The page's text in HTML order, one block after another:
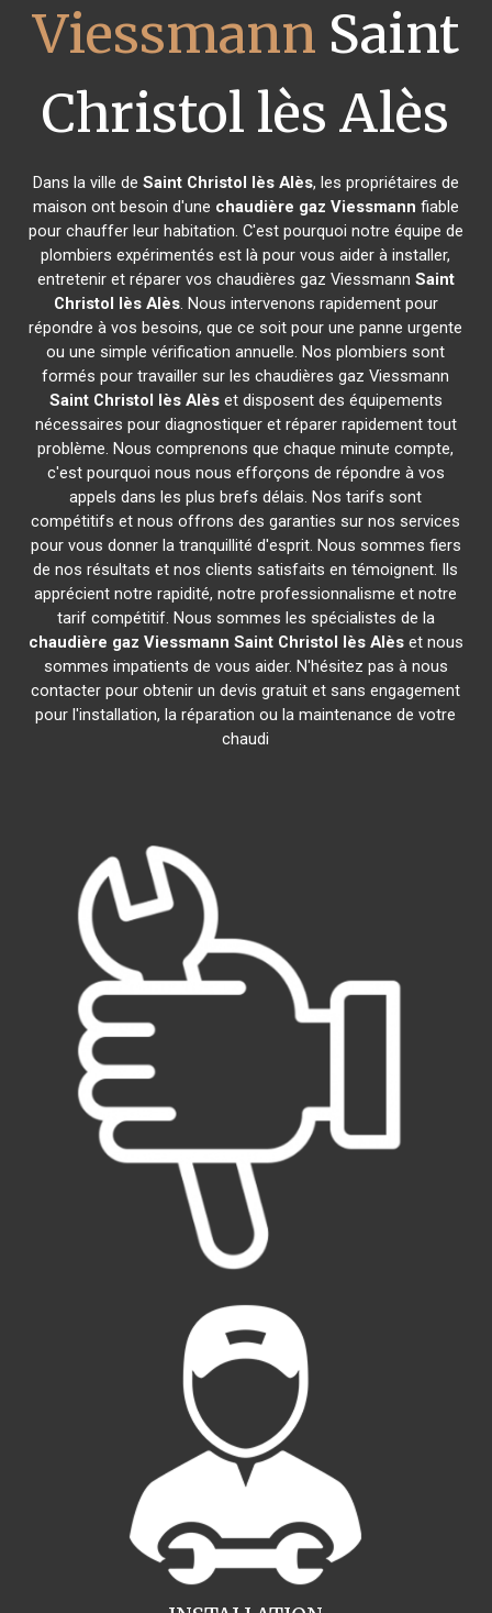
Viessmann Saint
Christol lès Alès
Dans la ville de Saint Christol lès Alès, les propriétaires de
maison ont besoin d'une chaudière gaz Viessmann fiable
pour chauffer leur habitation. C'est pourquoi notre équipe de
plombiers expérimentés est là pour vous aider à installer,
entretenir et réparer vos chaudières gaz Viessmann Saint
Christol lès Alès. Nous intervenons rapidement pour
répondre à vos besoins, que ce soit pour une panne urgente
ou une simple vérification annuelle. Nos plombiers sont
formés pour travailler sur les chaudières gaz Viessmann
Saint Christol lès Alèset disposent des équipements
nécessaires pour diagnostiquer et réparer rapidement tout
problème. Nous comprenons que chaque minute compte,
c'est pourquoi nous nous efforçons de répondre à vos
appels dans les plus brefs délais. Nos tarifs sont
compétitifs et nous offrons des garanties sur nos services
pour vous donner la tranquillité d'esprit. Nous sommes fiers
de nos résultats et nos clients satisfaits en témoignent. Ils
apprécient notre rapidité, notre professionnalisme et notre
tarif compétitif. Nous sommes les spécialistes de la
chaudière gaz Viessmann Saint Christol lès Alèset nous
sommes impatients de vous aider. N'hésitez pas à nous
contacter pour obtenir un devis gratuit et sans engagement
pour l'installation, la réparation ou la maintenance de votre
chaudi